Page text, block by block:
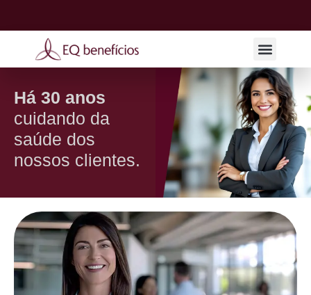
Há 30 anos
cuidando da
saúde dos
nossos clientes.